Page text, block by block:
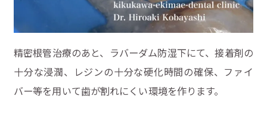
精密根管治療のあと、ラバーダム防湿下にて、接着剤の
十分な浸潤、レジンの十分な硬化時間の確保、ファイ
バー等を用いて歯が割れにくい環境を作ります。